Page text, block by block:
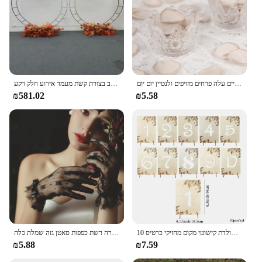
זהב כסף מתכת קשת חתונה לב בצורת קשת מעמד אירוע חלק רקע
₪581.02
חתיכות 50/100 4 ס "מ עלי כותרת מלאכותיים עלה פרחים מזויפים ולנטיין יום יום gif חדר הבית קישוט חתונה קישוט סצנה מלאכה diy
₪5.58
כפפות כלה נושם קדוש כפפות תחרה רשת כפפות סאטן גזה שמלת כלה
₪5.88
10 יח 'שלטי עץ כרטיס 1-10 מושבי שולחן מספרים סימן לאירוע חתונה יום הולדת קישוטי מקום מחזיקי כרטיס
₪7.59